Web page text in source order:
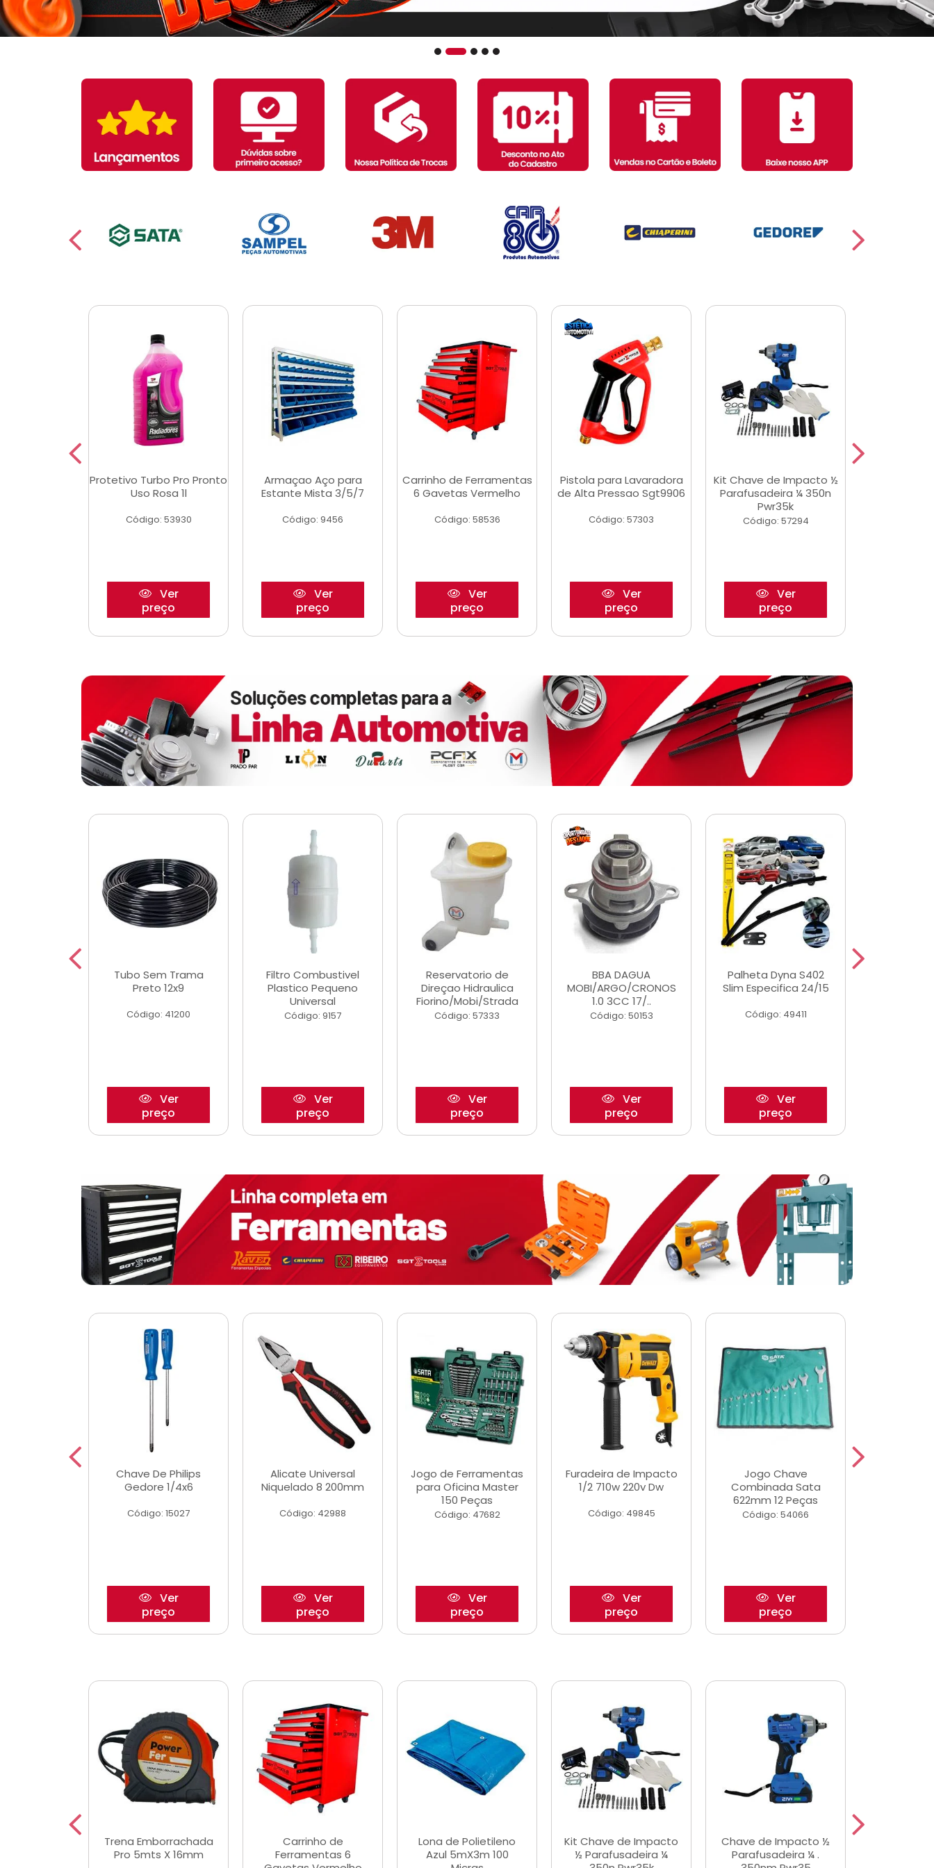
Protetivo Turbo Pro Pronto
Uso Rosa 1l
Código: 53930
Ver
preço
Armaçao Aço para
Estante Mista 3/5/7
Código: 9456
Ver
preço
Carrinho de Ferramentas
6 Gavetas Vermelho
Código: 58536
Ver
preço
Pistola para Lavaradora
de Alta Pressao Sgt9906
Código: 57303
Ver
preço
Kit Chave de Impacto ½
Parafusadeira ¼ 350n
Pwr35k
Código: 57294
Ver
preço
Tubo Sem Trama
Preto 12x9
Código: 41200
Ver
preço
Filtro Combustivel
Plastico Pequeno
Universal
Código: 9157
Ver
preço
Reservatorio de
Direçao Hidraulica
Fiorino/Mobi/Strada
Código: 57333
Ver
preço
BBA DAGUA
MOBI/ARGO/CRONOS
1.0 3CC 17/..
Código: 50153
Ver
preço
Palheta Dyna S402
Slim Especifica 24/15
Código: 49411
Ver
preço
Chave De Philips
Gedore 1/4x6
Código: 15027
Ver
preço
Alicate Universal
Niquelado 8 200mm
Código: 42988
Ver
preço
Jogo de Ferramentas
para Oficina Master
150 Peças
Código: 47682
Ver
preço
Furadeira de Impacto
1/2 710w 220v Dw
Código: 49845
Ver
preço
Jogo Chave
Combinada Sata
622mm 12 Peças
Código: 54066
Ver
preço
Trena Emborrachada
Pro 5mts X 16mm
Carrinho de
Ferramentas 6
Lona de Polietileno
Azul 5mX3m 100
Kit Chave de Impacto
½ Parafusadeira ¼
Chave de Impacto ½
Parafusadeira ¼ .